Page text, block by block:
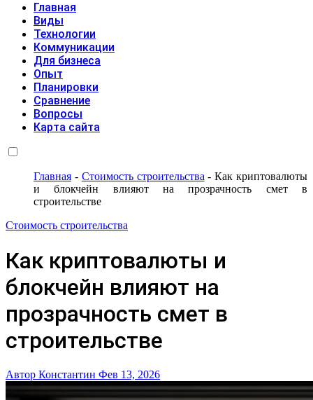
Главная
Виды
Технологии
Коммуникации
Для бизнеса
Опыт
Планировки
Сравнение
Вопросы
Карта сайта
Главная - Стоимость строительства -Как криптовалюты
и блокчейн влияют на прозрачность смет в
строительстве
Стоимость строительства
Как криптовалюты и
блокчейн влияют на
прозрачность смет в
строительстве
Автор Константин Фев 13, 2026